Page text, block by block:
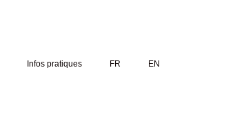
Infos pratiques FR EN